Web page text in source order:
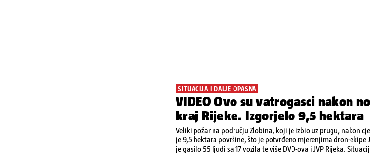
SITUACIJA I DALJE OPASNA
VIDEO Ovo su vatrogasci nakon
kraj Rijeke. Izgorjelo 9,5 hektara
Veliki požar na području Zlobina, koji je izbio uz prugu, nakon
je 9,5 hektara površine, što je potvrđeno mjerenjima dron-ekipe
je gasilo 55 ljudi sa 17 vozila te više DVD-ova i JVP Rijeka.